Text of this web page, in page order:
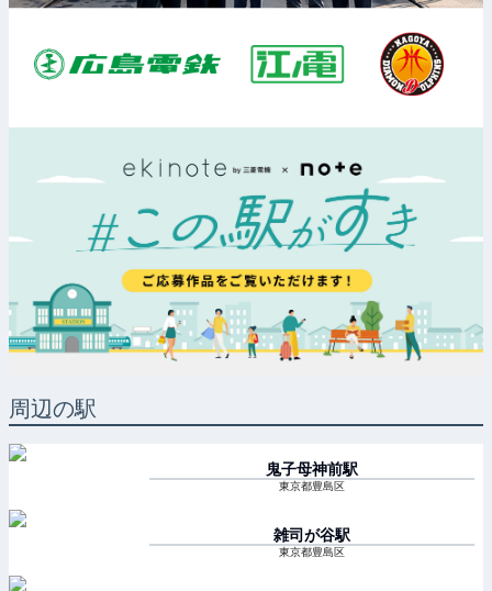
周辺の駅
鬼子母神前駅
東京都豊島区
雑司が谷駅
東京都豊島区